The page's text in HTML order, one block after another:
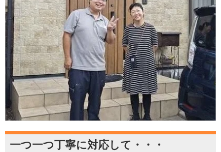
一つ一つ丁寧に対応して・・・